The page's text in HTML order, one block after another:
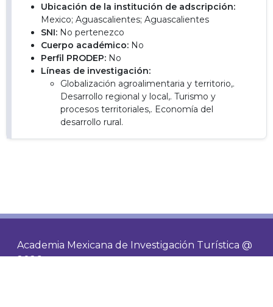
Ubicación de la institución de adscripción:
Mexico; Aguascalientes; Aguascalientes
SNI: No pertenezco
Cuerpo académico: No
Perfil PRODEP: No
Líneas de investigación:
Globalización agroalimentaria y territorio,.
Desarrollo regional y local,. Turismo y
procesos territoriales,. Economía del
desarrollo rural.
Academia Mexicana de Investigación Turística @
2026